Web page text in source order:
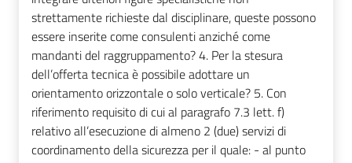
strettamente richieste dal disciplinare, queste possono
essere inserite come consulenti anziché come
mandanti del raggruppamento? 4. Per la stesura
dell’offerta tecnica è possibile adottare un
orientamento orizzontale o solo verticale? 5. Con
riferimento requisito di cui al paragrafo 7.3 lett. f)
relativo all’esecuzione di almeno 2 (due) servizi di
coordinamento della sicurezza per il quale: - al punto